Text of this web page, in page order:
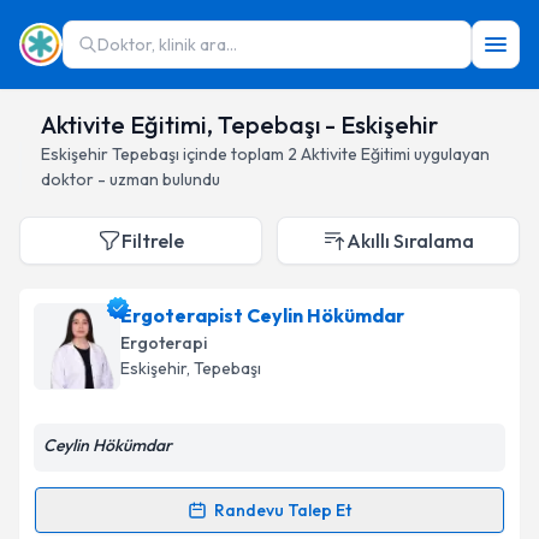
Doktor, klinik ara...
Aktivite Eğitimi, Tepebaşı - Eskişehir
EskişehirTepebaşı içinde toplam 2 Aktivite Eğitimi uygulayan
doktor - uzman bulundu
Filtrele Akıllı Sıralama
Ergoterapist Ceylin Hökümdar
Ergoterapi
Eskişehir, Tepebaşı
Ceylin Hökümdar
Randevu Talep Et
Randevu Takvimi Talebi